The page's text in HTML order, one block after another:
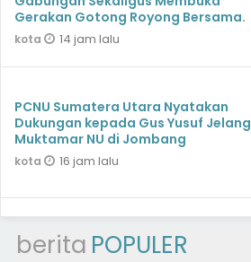
Gerakan Gotong Royong Bersama.
kota 14 jam lalu
PCNU Sumatera Utara Nyatakan
Dukungan kepada Gus Yusuf Jelang
Muktamar NU di Jombang
kota 16 jam lalu
berita POPULER